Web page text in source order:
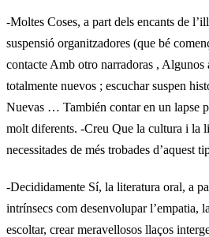
-Moltes Coses, a part dels encants de
suspensió organitzadores (que bé
contacte Amb otro narradoras ,
totalmente nuevos ; escuchar suspen
Nuevas … También contar en un lapse
molt diferents. -Creu Que la cultura i la
necessitades de més trobades d’aquest
-Decididamente Sí, la literatura oral, a
intrínsecs com desenvolupar l’empatia,
escoltar, crear meravellosos llaços